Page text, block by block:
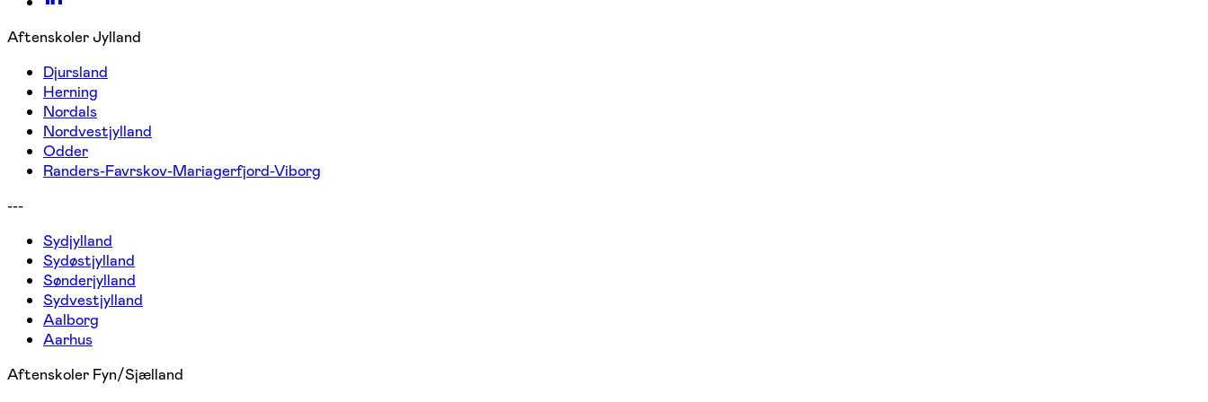
Aftenskoler Jylland
Djursland
Herning
Nordals
Nordvestjylland
Odder
Randers-Favrskov-Mariagerfjord-Viborg
---
Sydjylland
Sydøstjylland
Sønderjylland
Sydvestjylland
Aalborg
Aarhus
Aftenskoler Fyn/Sjælland